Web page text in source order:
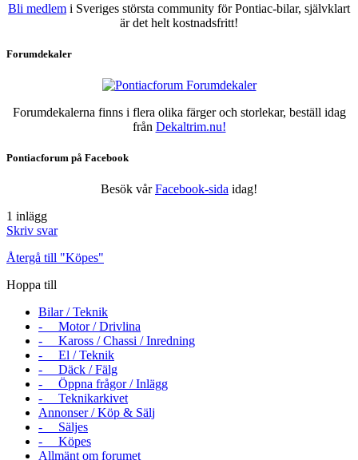
Bli medlem i Sveriges största community för Pontiac-bilar, självklart
är det helt kostnadsfritt!
Forumdekaler
Forumdekalerna finns i flera olika färger och storlekar, beställ idag
från Dekaltrim.nu!
Pontiacforum på Facebook
Besök vårFacebook-sida idag!
1 inlägg
Skriv svar
Återgå till "Köpes"
Hoppa till
Bilar / Teknik
- Motor / Drivlina
- Kaross / Chassi / Inredning
- El / Teknik
- Däck / Fälg
- Öppna frågor / Inlägg
- Teknikarkivet
Annonser / Köp & Sälj
- Säljes
- Köpes
Allmänt om forumet